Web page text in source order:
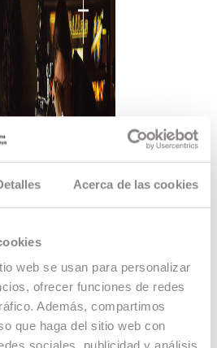
Acerca de las cookies
web se usan para personalizar
ofrecer funciones de redes
Además, compartimos
que haga del sitio web con